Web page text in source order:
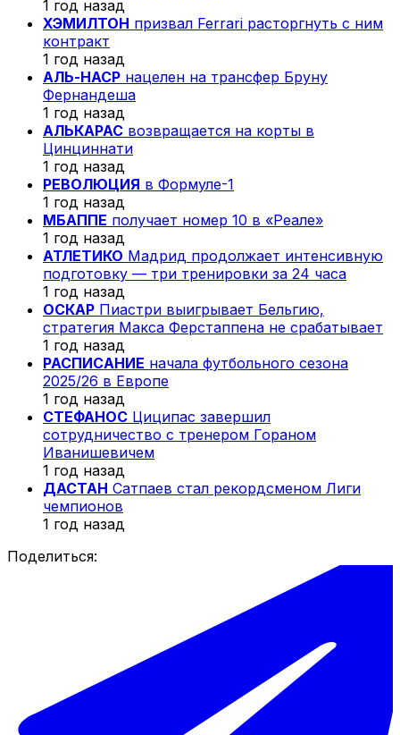
1 год назад
ХЭМИЛТОН призвал Ferrari расторгнуть с ним
контракт
1 год назад
АЛЬ-НАСР нацелен на трансфер Бруну
Фернандеша
1 год назад
АЛЬКАРАС возвращается на корты в
Цинциннати
1 год назад
РЕВОЛЮЦИЯ в Формуле-1
1 год назад
МБАППЕ получает номер 10 в «Реале»
1 год назад
АТЛЕТИКО Мадрид продолжает интенсивную
подготовку — три тренировки за 24 часа
1 год назад
ОСКАР Пиастри выигрывает Бельгию,
стратегия Макса Ферстаппена не срабатывает
1 год назад
РАСПИСАНИЕ начала футбольного сезона
2025/26 в Европе
1 год назад
СТЕФАНОС Циципас завершил
сотрудничество с тренером Гораном
Иванишевичем
1 год назад
ДАСТАН Сатпаев стал рекордсменом Лиги
чемпионов
1 год назад
Поделиться: